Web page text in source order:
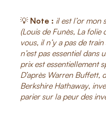
💡 Note : il est l’or mon
(Louis de Funès, La folie
vous, il n’y a pas de
n’est pas essentiel dans
prix est essentiellement
D’après Warren Buffett,
Berkshire Hathaway,
parier sur la peur des